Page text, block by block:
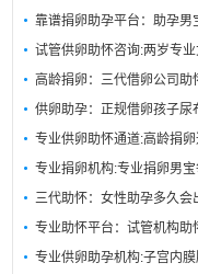
靠谱捐卵助孕平台：助孕男
试管供卵助怀咨询:两岁专
高龄捐卵：三代借卵公司助
供卵助孕：正规借卵孩子尿
专业供卵助怀通道:高龄捐
专业捐卵机构:专业捐卵男
三代助怀：女性助孕多久会
专业助怀平台：试管机构助
专业供卵助孕机构:子宫内